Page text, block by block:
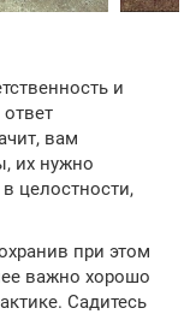
и
вам
их нужно
целостности,
при этом
важно хорошо
Садитесь